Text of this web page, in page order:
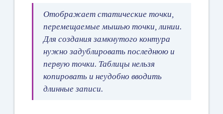
Отображает статические точки,
перемещаемые мышью точки, линии.
Для создания замкнутого контура
нужно задублировать последнюю и
первую точки. Таблицы нельзя
копировать и неудобно вводить
длинные записи.